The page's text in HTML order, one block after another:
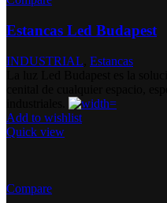
Estancas Led Budapest
INDUSTRIAL Estancas
Add to wishlist
Quick view
Compare